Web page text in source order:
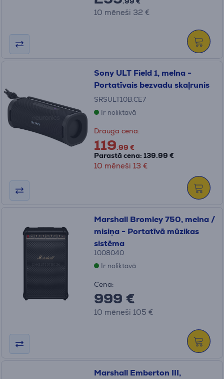
10 mēneši 32 €
Sony ULT Field 1, melna -
Portatīvais bezvadu skaļrunis
SRSULT10B.CE7
Ir noliktavā
Drauga cena:
119.99 €
Parastā cena: 139.99 €
10 mēneši 13 €
Marshall Bromley 750, melna /
misiņa - Portatīvā mūzikas
sistēma
1008040
Ir noliktavā
Cena:
999 €
10 mēneši 105 €
Marshall Emberton III,